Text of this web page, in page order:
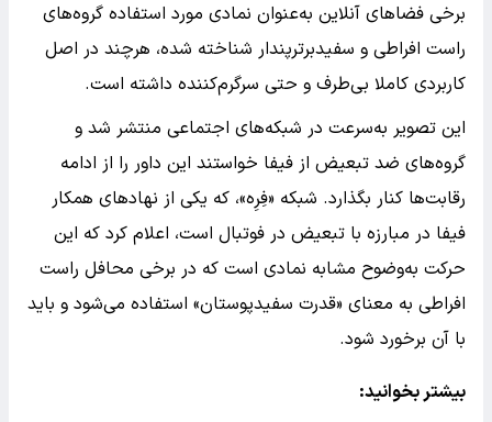
برخی فضاهای آنلاین به‌عنوان نمادی مورد استفاده گروه‌های
راست افراطی و سفیدبرترپندار شناخته شده، هرچند در اصل
کاربردی کاملا بی‌طرف و حتی سرگرم‌کننده داشته است.
این تصویر به‌سرعت در شبکه‌های اجتماعی منتشر شد و
گروه‌های ضد تبعیض از فیفا خواستند این داور را از ادامه
رقابت‌ها کنار بگذارد. شبکه «فِرِه»، که یکی از نهادهای همکار
فیفا در مبارزه با تبعیض در فوتبال است، اعلام کرد که این
حرکت به‌وضوح مشابه نمادی است که در برخی محافل راست
افراطی به معنای «قدرت سفیدپوستان» استفاده می‌شود و باید
با آن برخورد شود.
بیشتر بخوانید: